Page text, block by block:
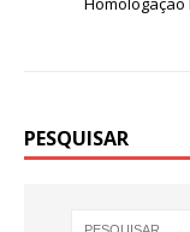
PESQUISAR